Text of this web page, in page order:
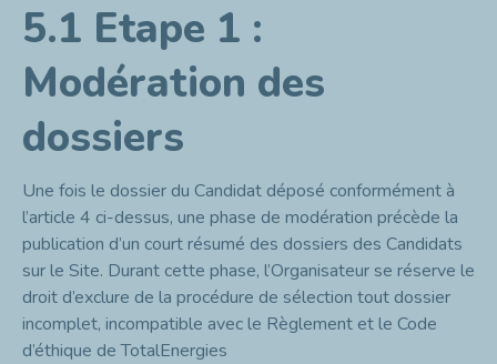
5.1 Etape 1 :
Modération des
dossiers
Une fois le dossier du Candidat déposé conformément à
l’article 4 ci-dessus, une phase de modération précède la
publication d’un court résumé des dossiers des Candidats
sur le Site. Durant cette phase, l’Organisateur se réserve le
droit d’exclure de la procédure de sélection tout dossier
incomplet, incompatible avec le Règlement et le Code
d’éthique de TotalEnergies